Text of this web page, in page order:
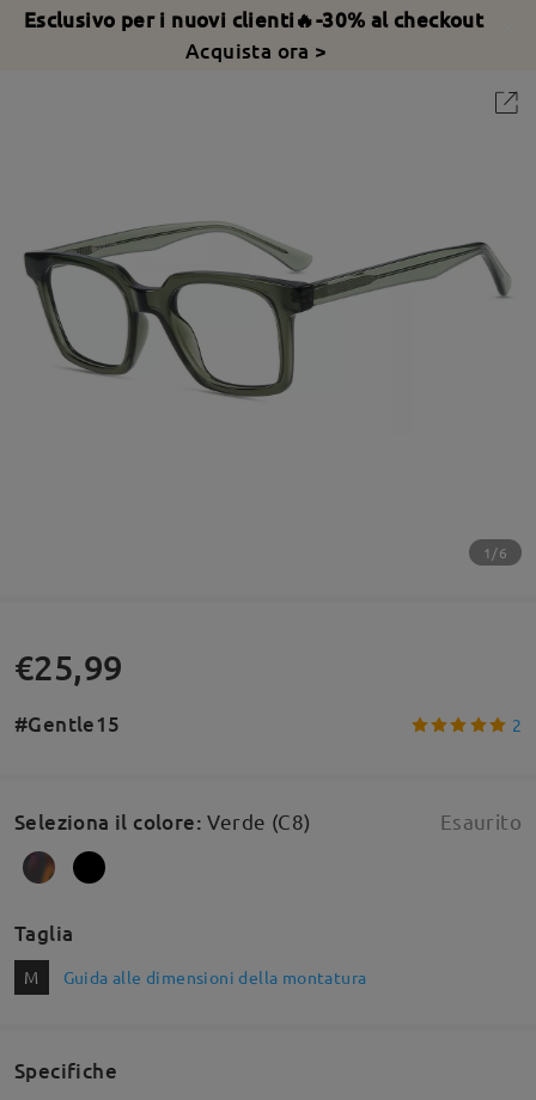
Esclusivo per i nuovi clienti🔥-30% al checkout
Acquista ora >
1/6
€25,99
#Gentle15 2
Seleziona il colore:Verde (C8) Esaurito
Taglia
M Guida alle dimensioni della montatura
Specifiche